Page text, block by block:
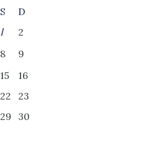
S
D
1
2
8
9
15
16
22
23
29
30